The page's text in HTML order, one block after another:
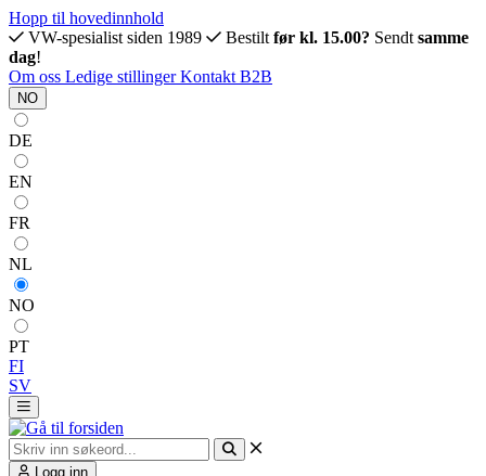
Hopp til hovedinnhold
VW-spesialist siden 1989
Bestilt før kl. 15.00? Sendt samme
dag!
Om oss Ledige stillingerKontakt B2B
NO
DE
EN
FR
NL
NO
PT
FI
SV
Logg inn